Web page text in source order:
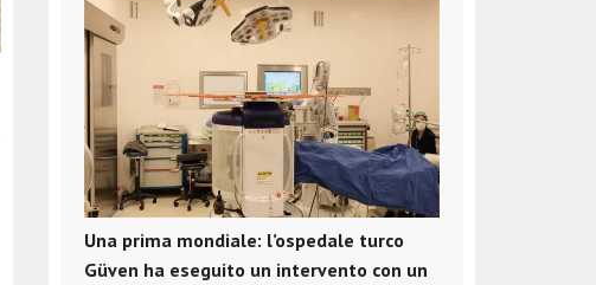
Una prima mondiale: l’ospedale turco
Güven ha eseguito un intervento con un